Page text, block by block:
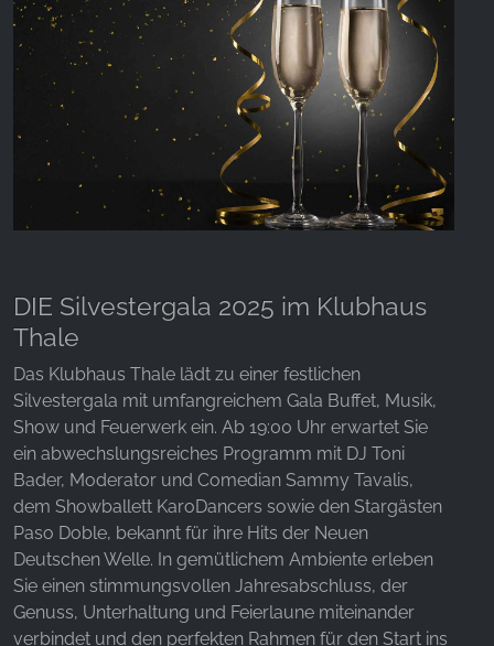
DIE Silvestergala 2025 im Klubhaus
Thale
Das Klubhaus Thale lädt zu einer festlichen
Silvestergala mit umfangreichem Gala Buffet, Musik,
Show und Feuerwerk ein. Ab 19:00 Uhr erwartet Sie
ein abwechslungsreiches Programm mit DJ Toni
Bader, Moderator und Comedian Sammy Tavalis,
dem Showballett KaroDancers sowie den Stargästen
Paso Doble, bekannt für ihre Hits der Neuen
Deutschen Welle. In gemütlichem Ambiente erleben
Sie einen stimmungsvollen Jahresabschluss, der
Genuss, Unterhaltung und Feierlaune miteinander
verbindet und den perfekten Rahmen für den Start ins